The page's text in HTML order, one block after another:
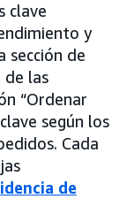
clave
y
sección de
de las
“Ordenar
según los
Cada
de